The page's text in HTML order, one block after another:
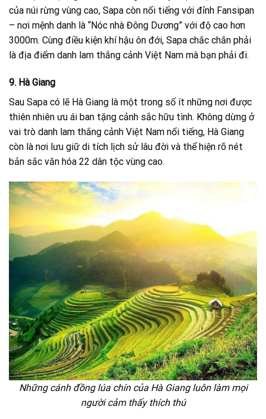
của núi rừng vùng cao, Sapa còn nổi tiếng với đỉnh Fansipan
– nơi mệnh danh là “Nóc nhà Đông Dương” với độ cao hơn
3000m. Cùng điều kiện khí hậu ôn đới, Sapa chắc chắn phải
là địa điểm danh lam thắng cảnh Việt Nam mà bạn phải đi.
9. Hà Giang
Sau Sapa có lẽ Hà Giang là một trong số ít những nơi được
thiên nhiên ưu ái ban tặng cảnh sắc hữu tình. Không dừng ở
vai trò danh lam thắng cảnh Việt Nam nổi tiếng, Hà Giang
còn là nơi lưu giữ di tích lịch sử lâu đời và thể hiện rõ nét
bản sắc văn hóa 22 dân tộc vùng cao.
Những cánh đồng lúa chín của Hà Giang luôn làm mọi
người cảm thấy thích thú